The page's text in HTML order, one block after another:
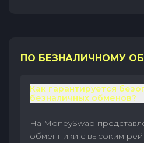
ПО БЕЗНАЛИЧНОМУ
Как гарантируется
безналичных обменов?
На MoneySwap
обменники с высоким